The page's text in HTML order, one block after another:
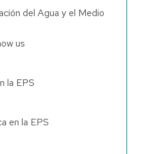
del Agua y el Medio
us
la EPS
en la EPS